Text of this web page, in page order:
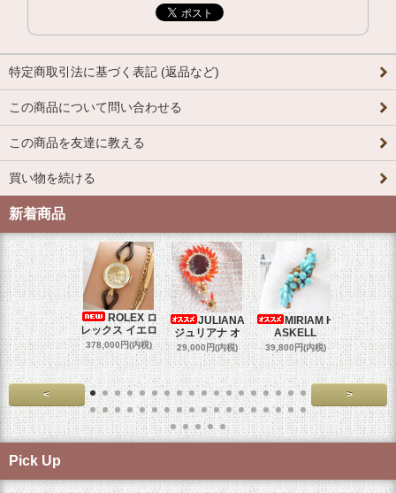
特定商取引法に基づく表記 (返品など)
この商品について問い合わせる
この商品を友達に教える
買い物を続ける
新着商品
ROLEX ロ
レックス イエロ
378,000円(内税)
JULIANA
ジュリアナ オ
29,000円(内税)
MIRIAM H
ASKELL
39,800円(内税)
オメガマ
スダ
458,000円
< >
Pick Up